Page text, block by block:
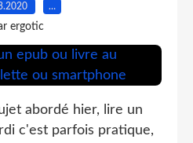
…
ergotic
abordé hier, lire un
c'est parfois pratique,